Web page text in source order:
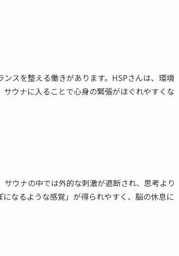
スを整える働きがあります。HSPさんは、環境
ウナに入ることで心身の緊張がほぐれやすくな
ウナの中では外的な刺激が遮断され、思考より
なるような感覚」が得られやすく、脳の休息に